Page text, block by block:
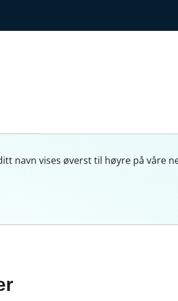
navn vises øverst til høyre på våre